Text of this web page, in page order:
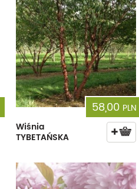
58,00 PLN
Wiśnia
TYBETAŃSKA